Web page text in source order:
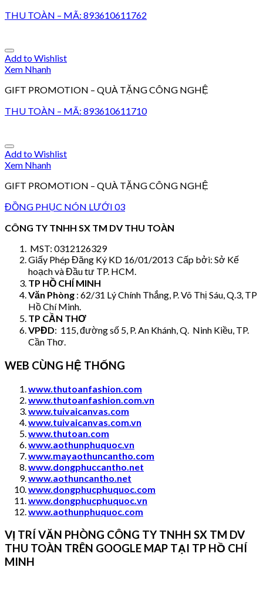
THU TOÀN – MÃ: 893610611762
Add to Wishlist
Xem Nhanh
GIFT PROMOTION – QUÀ TẶNG CÔNG NGHỆ
THU TOÀN – MÃ: 893610611710
Add to Wishlist
Xem Nhanh
GIFT PROMOTION – QUÀ TẶNG CÔNG NGHỆ
ĐỒNG PHỤC NÓN LƯỚI 03
CÔNG TY TNHH SX TM DV THU TOÀN
MST: 0312126329
Giấy Phép Đăng Ký KD 16/01/2013 Cấp bởi: Sở Kế
hoạch và Đầu tư TP. HCM.
TP HỒ CHÍ MINH
Văn Phòng : 62/31 Lý Chính Thắng, P. Võ Thị Sáu, Q.3, TP
Hồ Chí Minh.
TP CẦN THƠ
VPĐD: 115, đường số 5, P. An Khánh, Q. Ninh Kiều, TP.
Cần Thơ.
WEB CÙNG HỆ THỐNG
www.thutoanfashion.com
www.thutoanfashion.com.vn
www.tuivaicanvas.com
www.tuivaicanvas.com.vn
www.thutoan.com
www.aothunphuquoc.vn
www.mayaothuncantho.com
www.dongphuccantho.net
www.aothuncantho.net
www.dongphucphuquoc.com
www.dongphucphuquoc.vn
www.aothunphuquoc.com
VỊ TRÍ VĂN PHÒNG CÔNG TY TNHH SX TM DV
THU TOÀN TRÊN GOOGLE MAP TẠI TP HỒ CHÍ
MINH